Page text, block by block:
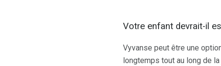
Votre enfant devrait-il
Vyvanse peut être une
longtemps tout au long de